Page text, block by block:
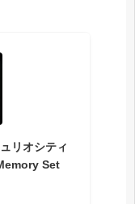
リオシティ
Set